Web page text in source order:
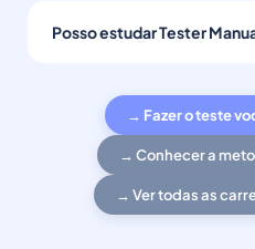
Posso estudar Tester
→ Fazer o teste
→ Conhecer a
→ Ver todas as